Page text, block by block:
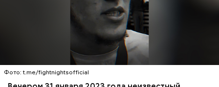
Фото: t.me/fightnightsofficial
Вечером 31 января Мутаев возвращался домой с
тренировки. Во дворе жилого дома на улице
Гапцахской в Махачкале на бойца напал
неизвестный. Он выскочил из подъезда, выстрелил
СПОРТ СЛЕДСТВЕННЫЙ КОМИТЕТ
ММА